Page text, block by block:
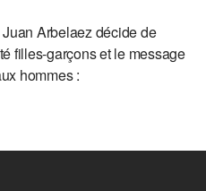
Arbelaez décide de
filles-garçons et le message
hommes :